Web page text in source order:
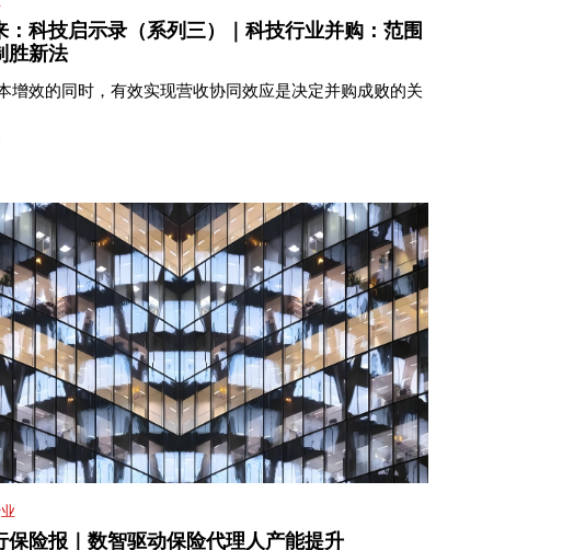
：科技启示录（系列三）｜科技行业并购：范围
胜新法
增效的同时，有效实现营收协同效应是决定并购成败的关
保险报｜数智驱动保险代理人产能提升